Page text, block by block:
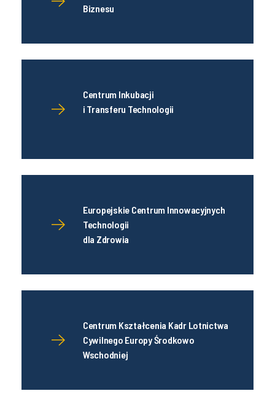
Biznesu
Centrum Inkubacji
i Transferu Technologii
Europejskie Centrum Innowacyjnych
Technologii
dla Zdrowia
Centrum Kształcenia Kadr Lotnictwa
Cywilnego Europy Środkowo
Wschodniej